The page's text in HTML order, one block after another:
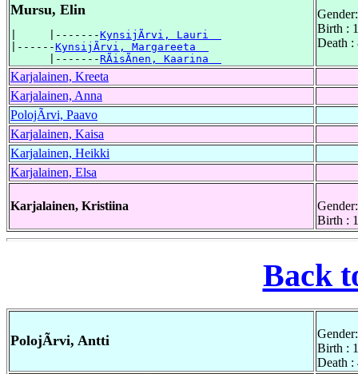
Mursu, Elin
|     |-------KynsijÃrvi, Lauri
|------KynsijÃrvi, Margareeta
      |-------
RÃisÃnen, Kaarina
Birth :
Death :
Karjalainen, Kreeta
Karjalainen, Anna
PolojÃrvi, Paavo
Karjalainen, Kaisa
Karjalainen, Heikki
Karjalainen, Elsa
Karjalainen, Kristiina
Birth :
Back
PolojÃrvi, Antti
Birth :
Death :